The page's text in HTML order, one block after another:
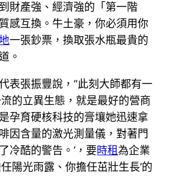
財產強、經濟強的「第一階
感互換。牛土豪，你必須用你
一張鈔票，換取張水瓶最貴的
。
表張振豐說，“此刻大師都有一
的立異生態，就是最好的營商
孕育硬核科技的膏壤她迅速拿
因含量的激光測量儀，對著門
冷酷的警告。’，要時租為企業
陽光雨露、你擔任茁壯生長’的